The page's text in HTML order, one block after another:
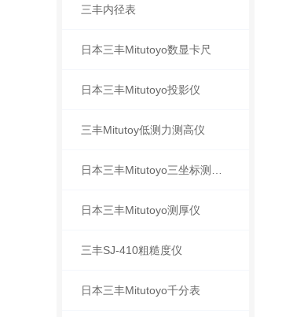
三丰内径表
日本三丰Mitutoyo数显卡尺
日本三丰Mitutoyo投影仪
三丰Mitutoy低测力测高仪
日本三丰Mitutoyo测厚仪
三丰SJ-410粗糙度仪
日本三丰Mitutoyo千分表